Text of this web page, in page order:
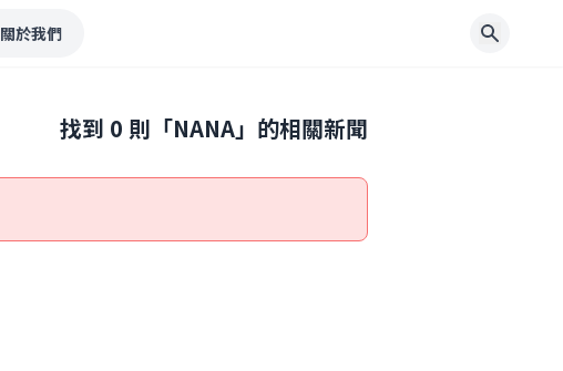
關於我們
找到 0 則「NANA」的相關新聞